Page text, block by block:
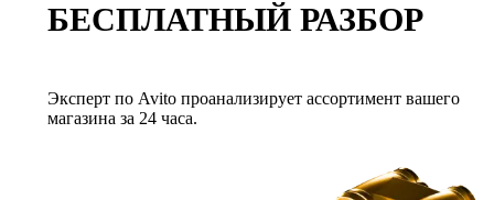
БЕСПЛАТНЫЙ РАЗБОР
Эксперт по Avito проанализирует ассортимент вашего
магазина за 24 часа.